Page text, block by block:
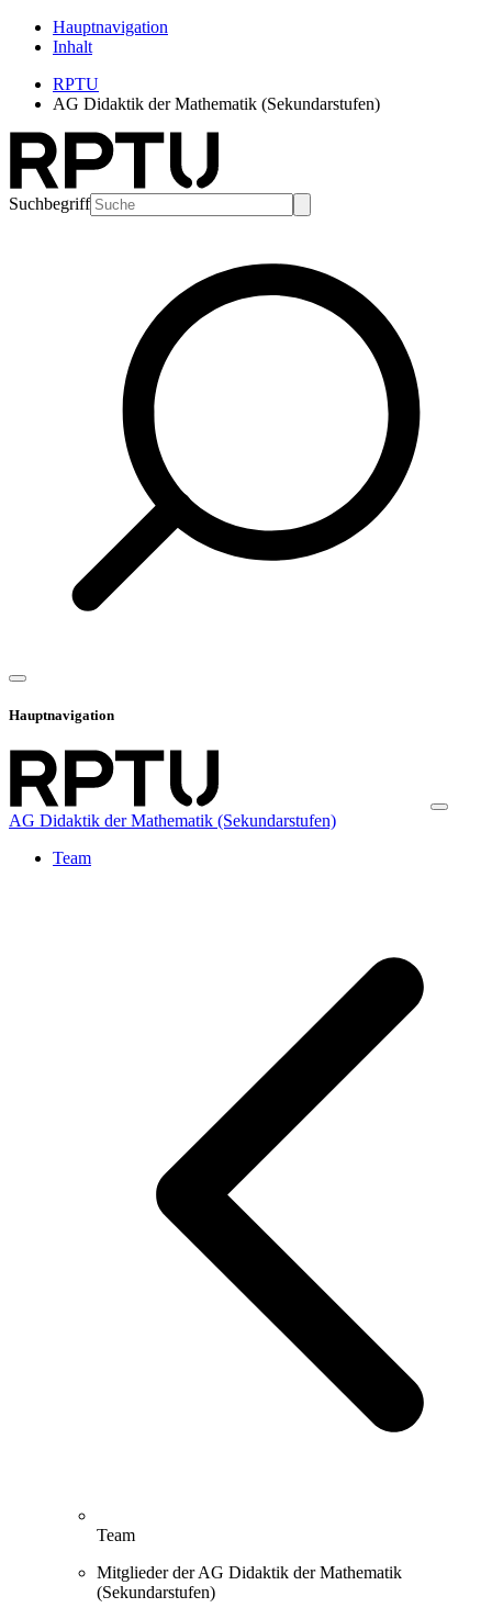
Hauptnavigation
Inhalt
RPTU
AG Didaktik der Mathematik (Sekundarstufen)
Suchbegriff
Hauptnavigation
AG Didaktik der Mathematik (Sekundarstufen)
Team
Team
Mitglieder der AG Didaktik der Mathematik
(Sekundarstufen)